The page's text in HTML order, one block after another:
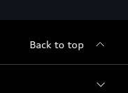
Back to top